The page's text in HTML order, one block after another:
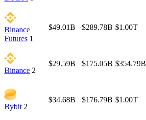
Binance
Futures 1
$49.01B $289.78B $1.00T
Binance 2
$29.59B $175.05B $354.79B
Bybit 2
$34.68B $176.79B $1.00T